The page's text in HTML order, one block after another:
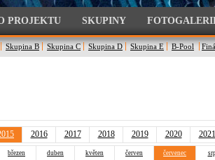
PROJEKTU SKUPINY
Skupina B Skupina C Skupina D Skupina E B-Pool
2016 2017 2018 2019 2020 2021
březen duben květen červen červenec